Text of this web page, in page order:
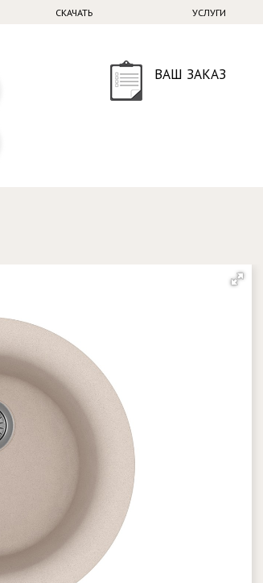
СКАЧАТЬ УСЛУГИ
ВАШ ЗАКАЗ